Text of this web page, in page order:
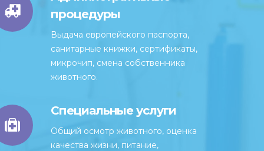
процедуры
Выдача европейского паспорта,
санитарные книжки, сертификаты,
микрочип, смена собственника
животного.
Специальные услуги
Общий осмотр животного, оценка
качества жизни, питание,